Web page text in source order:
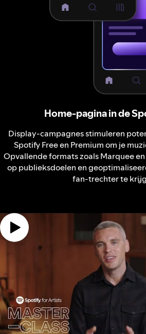
Home-pagina in de
Display-campagnes stimuleren
Spotify Free en Premium om je
Opvallende formats zoals Marquee
op publieksdoelen en
fan-trechter te